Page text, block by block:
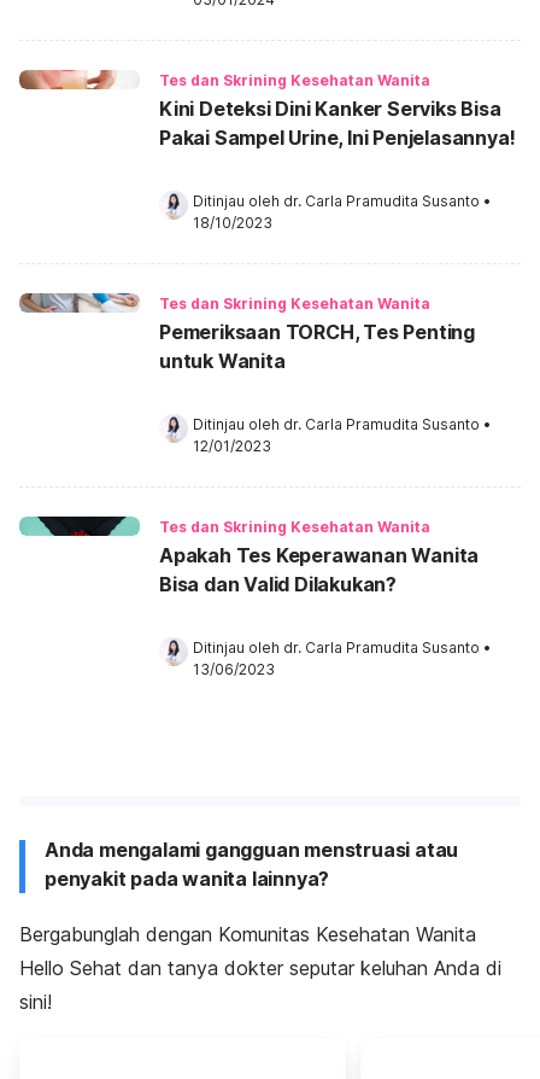
Tes dan Skrining Kesehatan Wanita
Kini Deteksi Dini Kanker Serviks Bisa
Pakai Sampel Urine, Ini Penjelasannya!
Ditinjau oleh dr. Carla Pramudita Susanto •
18/10/2023
Tes dan Skrining Kesehatan Wanita
Pemeriksaan TORCH, Tes Penting
untuk Wanita
Ditinjau oleh dr. Carla Pramudita Susanto •
12/01/2023
Tes dan Skrining Kesehatan Wanita
Apakah Tes Keperawanan Wanita
Bisa dan Valid Dilakukan?
Ditinjau oleh dr. Carla Pramudita Susanto •
13/06/2023
Anda mengalami gangguan menstruasi atau
penyakit pada wanita lainnya?
Bergabunglah dengan Komunitas Kesehatan Wanita
Hello Sehat dan tanya dokter seputar keluhan Anda di
sini!